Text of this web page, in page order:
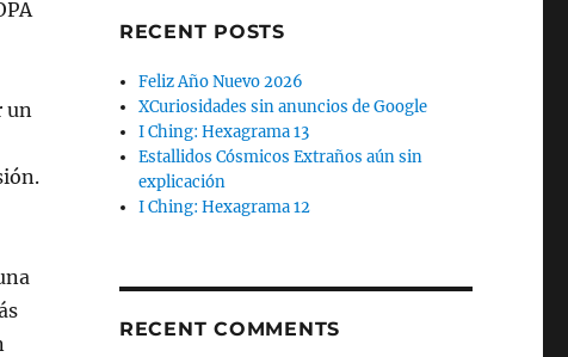
un
RECENT POSTS
Feliz Año Nuevo 2026
XCuriosidades sin anuncios de Google
I Ching: Hexagrama 13
Estallidos Cósmicos Extraños aún sin
explicación
I Ching: Hexagrama 12
RECENT COMMENTS